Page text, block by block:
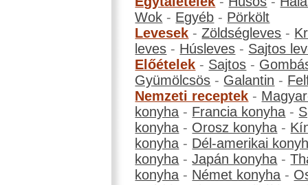
Wok - Egyéb - Pörkölt
Levesek -Zöldségleves -
leves - Húsleves - Sajtos
Előételek - Sajtos -
Gyümölcsös - Galantin -
Nemzeti receptek -
konyha - Francia konyha -
konyha - Orosz konyha -
konyha - Dél-amerikai
konyha -Japán konyha -
konyha - Német konyha -